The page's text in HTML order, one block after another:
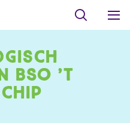
BSO ’t